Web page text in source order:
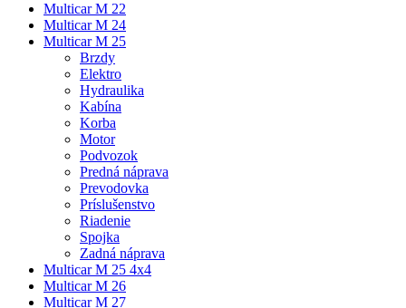
Multicar M 22
Multicar M 24
Multicar M 25
Brzdy
Elektro
Hydraulika
Kabína
Korba
Motor
Podvozok
Predná náprava
Prevodovka
Príslušenstvo
Riadenie
Spojka
Zadná náprava
Multicar M 25 4x4
Multicar M 26
Multicar M 27